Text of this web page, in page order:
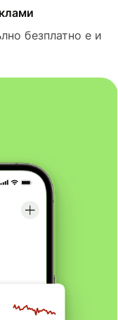
безплатно е и